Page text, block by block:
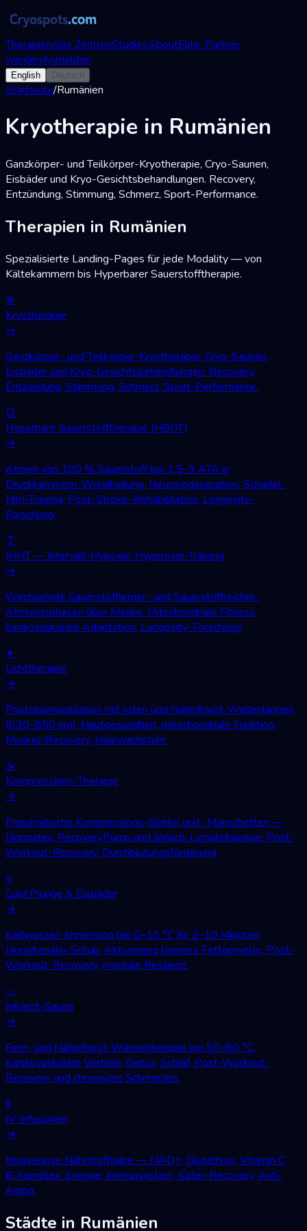
TherapienAlle ZentrenStudiesAboutElite-Partner
werdenAnmelden
English Deutsch
Startseite/Rumänien
Kryotherapie in Rumänien
Ganzkörper- und Teilkörper-Kryotherapie, Cryo-Saunen,
Eisbäder und Kryo-Gesichtsbehandlungen. Recovery,
Entzündung, Stimmung, Schmerz, Sport-Performance.
Therapien in Rumänien
Spezialisierte Landing-Pages für jede Modality — von
Kältekammern bis Hyperbarer Sauerstofftherapie.
❄
Kryotherapie
→
Ganzkörper- und Teilkörper-Kryotherapie, Cryo-Saunen,
Eisbäder und Kryo-Gesichtsbehandlungen. Recovery,
Entzündung, Stimmung, Schmerz, Sport-Performance.
○
Hyperbare Sauerstofftherapie (HBOT)
→
Atmen von 100 % Sauerstoff bei 1,5–3 ATA in
Druckkammern. Wundheilung, Neuroregeneration, Schädel-
Hirn-Trauma, Post-Stroke-Rehabilitation, Longevity-
Forschung.
↕
IHHT — Intervall-Hypoxie-Hyperoxie-Training
→
Wechselnde Sauerstoffarmer- und Sauerstoffreicher-
Atmungsphasen über Maske. Mitochondriale Fitness,
kardiovaskuläre Adaptation, Longevity-Forschung.
✦
Lichttherapie
→
Photobiomodulation mit roten und Nahinfrarot-Wellenlängen
(630–850 nm). Hautgesundheit, mitochondriale Funktion,
Muskel-Recovery, Haarwachstum.
⇲
Kompressions-Therapie
→
Pneumatische Kompressions-Stiefel und -Manschetten —
Normatec, RecoveryPump und ähnlich. Lymphdrainage, Post-
Workout-Recovery, Durchblutungsförderung.
≈
Cold Plunge & Eisbäder
→
Kaltwasser-Immersion bei 0–15 °C für 2–10 Minuten.
Noradrenalin-Schub, Aktivierung braunes Fettgewebe, Post-
Workout-Recovery, mentale Resilienz.
♨
Infrarot-Sauna
→
Fern- und Nahinfrarot-Wärmetherapie bei 50–80 °C.
Kardiovaskuläre Vorteile, Detox, Schlaf, Post-Workout-
Recovery und chronische Schmerzen.
◊
IV-Infusionen
→
Intravenöse Nährstoffgabe — NAD+, Glutathion, Vitamin C,
B-Komplex. Energie, Immunsystem, Kater-Recovery, Anti-
Aging.
Städte in Rumänien